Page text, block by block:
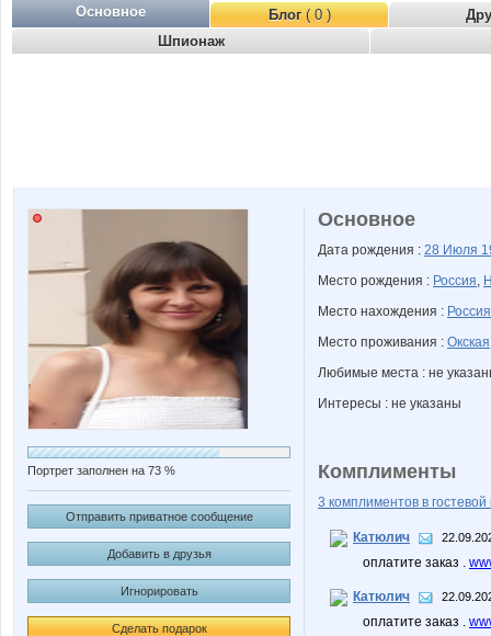
Основное Блог( 0 )
Шпионаж
Портрет заполнен на 73 %
Отправить приватное сообщение
Добавить в друзья
Игнорировать
Сделать подарок
Основное
Дата рождения : 28 Июля
Место рождения : Россия,
Место нахождения : Россия
Место проживания :
Любимые места : не
Интересы : не указаны
Комплименты
3 комплиментов в гостевой
Катюлич
оплатите заказ .
Катюлич
оплатите заказ .